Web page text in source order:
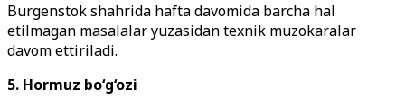
Burgenstok shahrida hafta davomida barcha hal
etilmagan masalalar yuzasidan texnik muzokaralar
davom ettiriladi.
5. Hormuz bo‘g‘ozi